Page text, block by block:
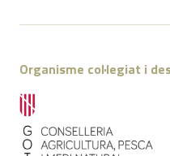
Organisme col·legiat i